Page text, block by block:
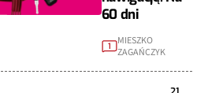
60 dni
1
MIESZKO
ZAGAŃCZYK